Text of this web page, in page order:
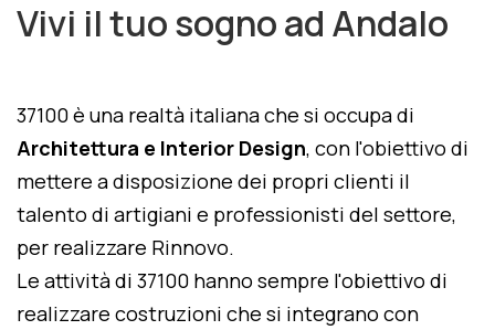
Vivi il tuo sogno ad Andalo
37100 è una realtà italiana che si occupa di
Architettura e Interior Design, con l'obiettivo di
mettere a disposizione dei propri clienti il
talento di artigiani e professionisti del settore,
per realizzare Rinnovo.
Le attività di 37100 hanno sempre l'obiettivo di
realizzare costruzioni che si integrano con